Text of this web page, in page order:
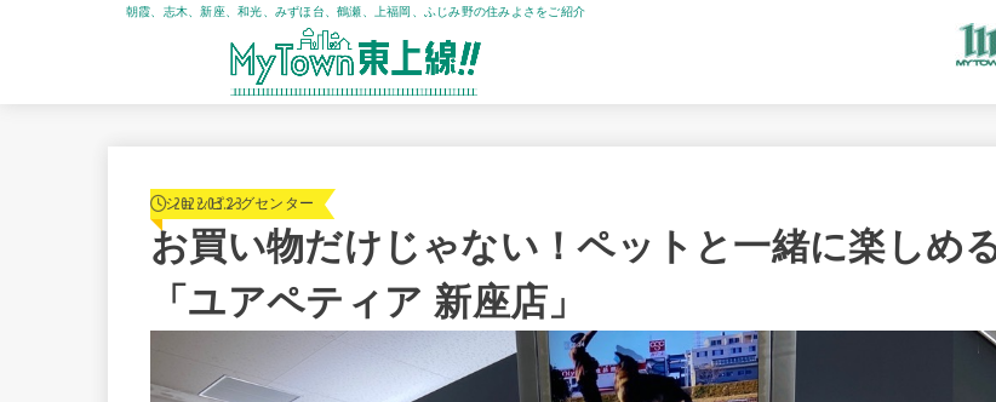
朝霞、志木、新座、和光、みずほ台、鶴瀬、上福岡、ふじみ野の住みよさをご紹介
ショッピングセンター
2022.03.23
お買い物だけじゃない！ペットと一緒に楽しめ
「ユアペティア 新座店」